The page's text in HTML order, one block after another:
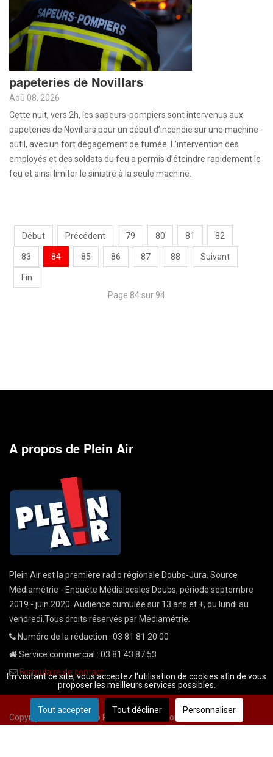
papeteries de Novillars
Aoû 08, 2026
Cette nuit, vers 2h, les sapeurs-pompiers sont intervenus aux
papeteries de Novillars pour un début d’incendie sur une machine-
outil, avec un fort dégagement de fumée. L’intervention des
employés et des soldats du feu a permis d’éteindre rapidement le
feu et ainsi limiter le sinistre à la seule machine.
Début Précédent 79 80 81 82
83 84 85 86 87 88 Suivant
Fin
Page 84 sur 94
A propos de Plein Air
Plein Air est la première radio régionale Doubs-Jura. Source
Médiamétrie - Enquête Médialocales Doubs, période septembre
2019 - juin 2020. Audience cumulée sur 13 ans et +, du lundi au
vendredi.Tous droits réservés par Médiamétrie.
Numéro de la rédaction : 03 81 81 20 00
Service commercial : 03 81 43 87 53
Formulaire de contact
Copyright © 2026 Radio Plein Air - Tous droits réservés
En visitant ce site, vous acceptez l'utilisation de cookies afin de vous
proposer les meilleurs services possibles.
Tout accepter Tout décliner Personnaliser